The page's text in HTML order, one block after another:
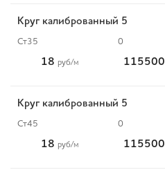
Круг калиброванный 5
Ст35 0
18 руб/м 115500
Круг калиброванный 5
Ст45 0
18 руб/м 115500